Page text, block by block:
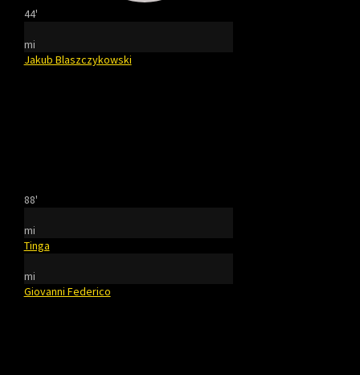
44'
mi
Jakub Blaszczykowski
88'
mi
Tinga
mi
Giovanni Federico